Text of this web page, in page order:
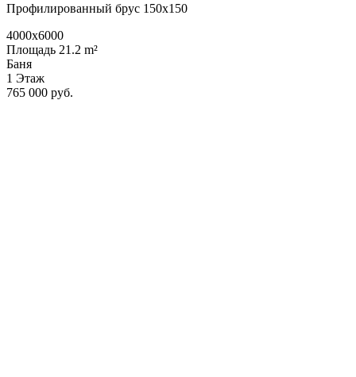
Профилированный брус 150х150
4000x6000
Площадь 21.2 m²
Баня
1 Этаж
765 000 руб.